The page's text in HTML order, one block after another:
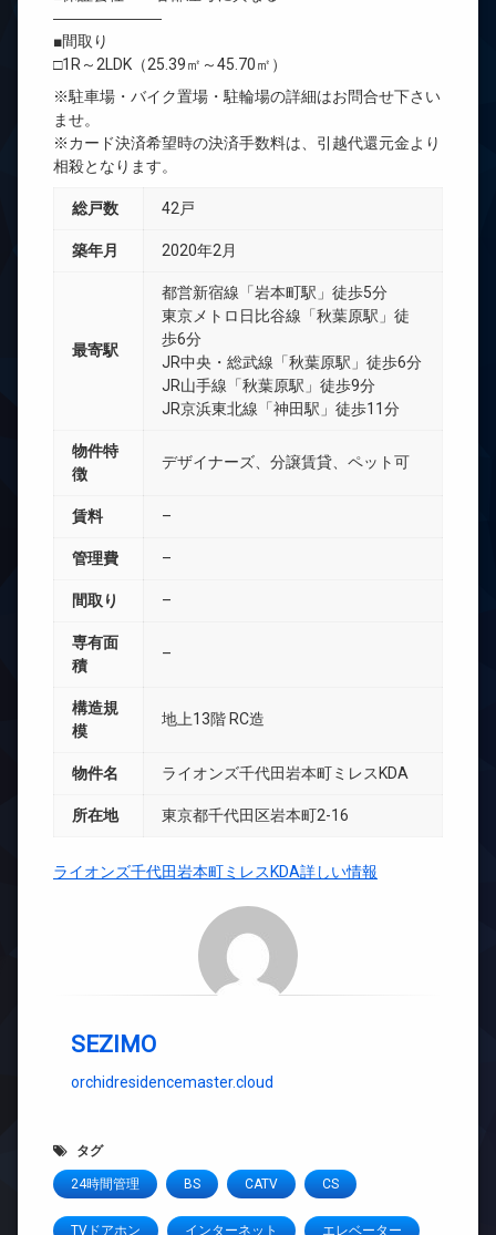
―――――――
■間取り
□1R～2LDK（25.39㎡～45.70㎡）
※駐車場・バイク置場・駐輪場の詳細はお問合せ下さい
ませ。
※カード決済希望時の決済手数料は、引越代還元金より
相殺となります。
総戸数 42戸
築年月 2020年2月
最寄駅
都営新宿線「岩本町駅」徒歩5分
東京メトロ日比谷線「秋葉原駅」徒
歩6分
JR中央・総武線「秋葉原駅」徒歩6分
JR山手線「秋葉原駅」徒歩9分
JR京浜東北線「神田駅」徒歩11分
物件特
徴
デザイナーズ、分譲賃貸、ペット可
賃料 –
管理費 –
間取り –
専有面
積
–
構造規
模
地上13階 RC造
物件名 ライオンズ千代田岩本町ミレスKDA
所在地 東京都千代田区岩本町2-16
ライオンズ千代田岩本町ミレスKDA詳しい情報
SEZIMO
orchidresidencemaster.cloud
タグ
24時間管理 BS CATV CS
TVドアホン インターネット エレベーター